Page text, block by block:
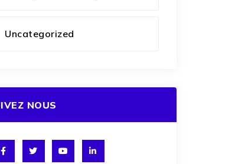
Uncategorized
NOUS